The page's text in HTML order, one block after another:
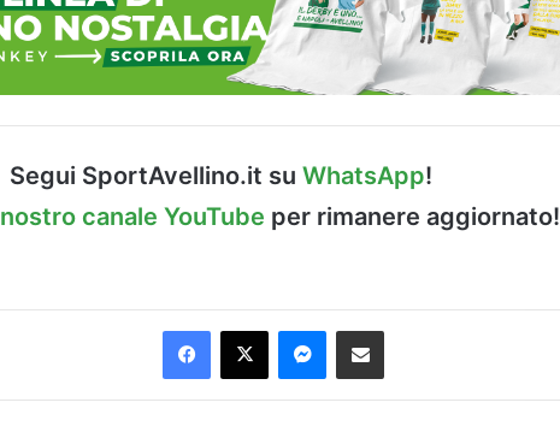
Segui SportAvellino.it su WhatsApp!
nostro canale YouTube per rimanere aggiornato!
Facebook
X Messenger
Condividi via Email